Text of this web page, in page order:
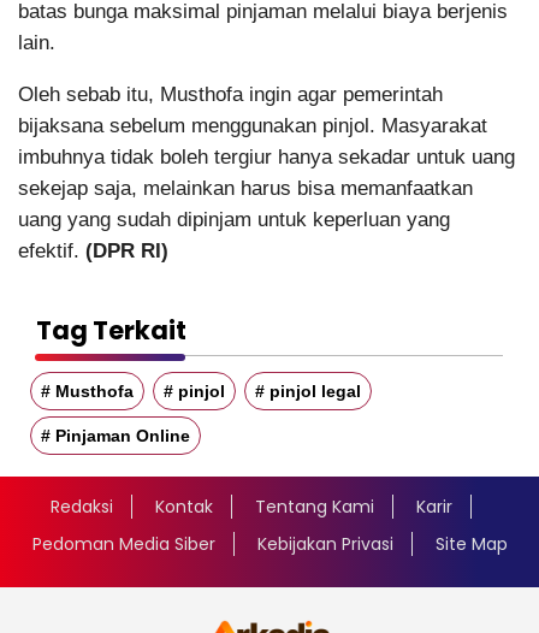
batas bunga maksimal pinjaman melalui biaya berjenis
lain.
Oleh sebab itu, Musthofa ingin agar pemerintah
bijaksana sebelum menggunakan pinjol. Masyarakat
imbuhnya tidak boleh tergiur hanya sekadar untuk uang
sekejap saja, melainkan harus bisa memanfaatkan
uang yang sudah dipinjam untuk keperluan yang
efektif. (DPR RI)
Tag Terkait
# Musthofa # pinjol # pinjol legal
# Pinjaman Online
Redaksi Kontak Tentang Kami
Karir
Pedoman Media Siber
Kebijakan Privasi Site Map